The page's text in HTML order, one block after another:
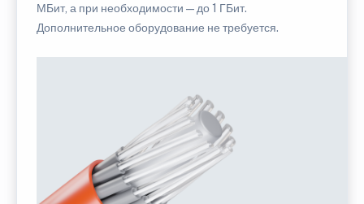
МБит, а при необходимости — до 1 ГБит.
Дополнительное оборудование не требуется.